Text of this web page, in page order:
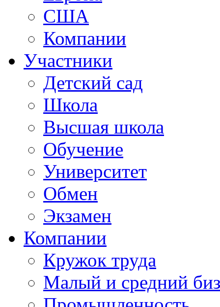
США
Компании
Участники
Детский сад
Школа
Высшая школа
Обучение
Университет
Обмен
Экзамен
Компании
Кружок труда
Малый и средний